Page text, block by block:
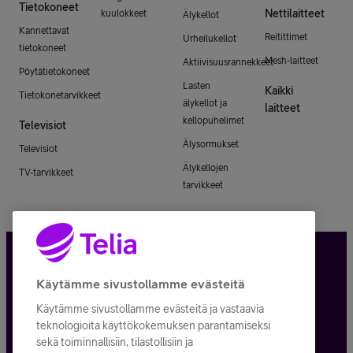
Tietokoneet
Kannettavat
tietokoneet
Pöytätietokoneet
Tietokonetarvikkeet
Televisiot
Televisiot
TV-tarvikkeet
kuulokkeet
Älykellot
Urheilukellot
Aktiivisuusrannekkeet
Lasten
älykellot ja
kellopuhelimet
Älysormukset
Älykellojen
tarvikkeet
Nettilaitteet
Reitittimet
Mesh-laitteet
Kaikki
laitteet
Tietosuoja ja -turva
Tilauksen peruuttaminen
Käyttöehdot
Käytämme sivustollamme evästeitä
Käytämme sivustollamme evästeitä ja vastaavia
teknologioita käyttökokemuksen parantamiseksi
sekä toiminnallisiin, tilastollisiin ja